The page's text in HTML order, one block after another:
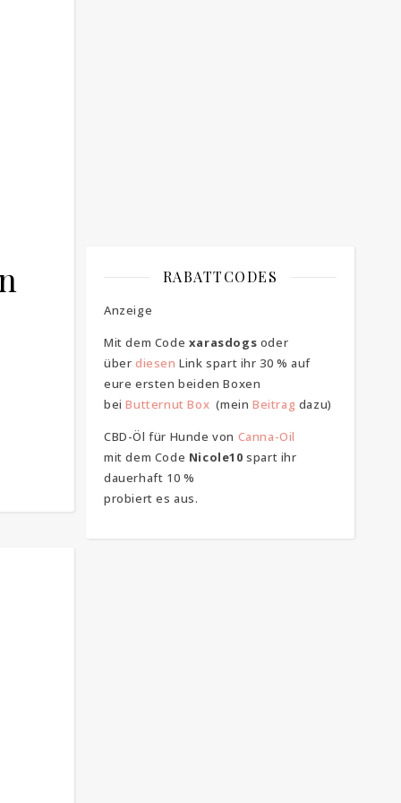
RABATTCODES
Anzeige
Mit dem Code xarasdogs oder
über diesen Link spart ihr 30 % auf
eure ersten beiden Boxen
beiButternut Box (meinBeitrag dazu)
CBD-Öl für Hunde von Canna-Oil
mit dem Code Nicole10 spart ihr
dauerhaft 10 %
probiert es aus.